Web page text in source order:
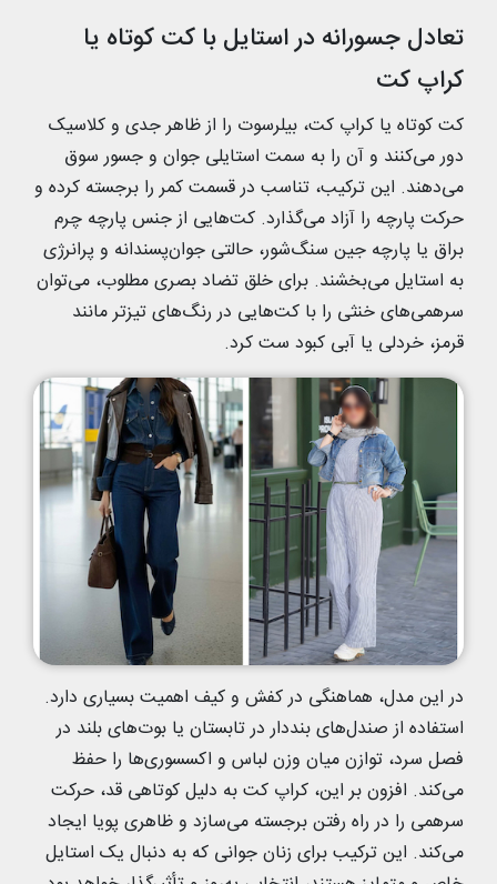
تعادل جسورانه در استایل با کت کوتاه یا
کراپ کت
کت کوتاه یا کراپ کت، بیلرسوت را از ظاهر جدی و کلاسیک
دور می‌کنند و آن را به سمت استایلی جوان و جسور سوق
می‌دهند. این ترکیب، تناسب در قسمت کمر را برجسته کرده و
حرکت پارچه را آزاد می‌گذارد. کت‌هایی از جنس پارچه چرم
براق یا پارچه جین سنگ‌شور، حالتی جوان‌پسندانه و پرانرژی
به استایل می‌بخشند. برای خلق تضاد بصری مطلوب، می‌توان
سرهمی‌های خنثی را با کت‌هایی در رنگ‌های تیزتر مانند
قرمز، خردلی یا آبی کبود ست کرد.
در این مدل، هماهنگی در کفش و کیف اهمیت بسیاری دارد.
استفاده از صندل‌های بنددار در تابستان یا بوت‌های بلند در
فصل سرد، توازن میان وزن لباس و اکسسوری‌ها را حفظ
می‌کند. افزون بر این، کراپ کت به دلیل کوتاهی قد، حرکت
سرهمی را در راه رفتن برجسته می‌سازد و ظاهری پویا ایجاد
می‌کند. این ترکیب برای زنان جوانی که به دنبال یک استایل